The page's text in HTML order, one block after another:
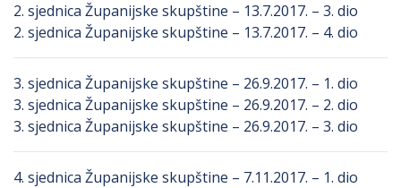
2. sjednica Županijske skupštine – 13.7.2017. – 3. dio
2. sjednica Županijske skupštine – 13.7.2017. – 4. dio
3. sjednica Županijske skupštine – 26.9.2017. – 1. dio
3. sjednica Županijske skupštine – 26.9.2017. – 2. dio
3. sjednica Županijske skupštine – 26.9.2017. – 3. dio
4. sjednica Županijske skupštine – 7.11.2017. – 1. dio